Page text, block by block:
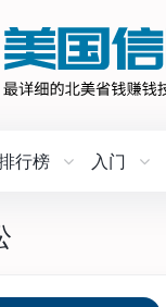
行榜 入门